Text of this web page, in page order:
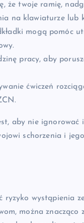
że twoje ramię,
na klawiaturze lub
mogą pomóc
pracy, aby
ćwiczeń
aby nie ignorować
schorzenia i
ryzyko wystąpienia
można znacząco